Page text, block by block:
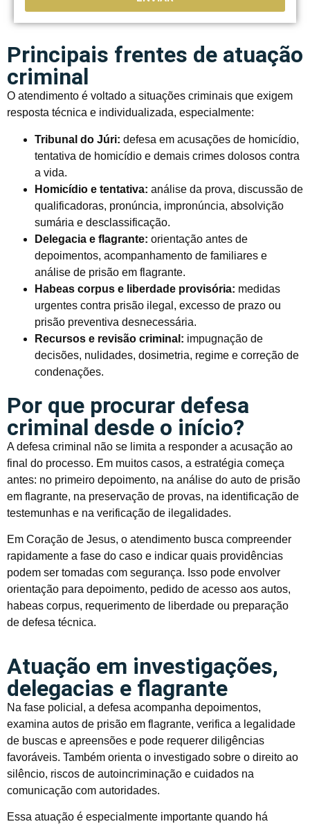
Principais frentes de atuação
criminal
O atendimento é voltado a situações criminais que exigem
resposta técnica e individualizada, especialmente:
Tribunal do Júri: defesa em acusações de homicídio,
tentativa de homicídio e demais crimes dolosos contra
a vida.
Homicídio e tentativa: análise da prova, discussão de
qualificadoras, pronúncia, impronúncia, absolvição
sumária e desclassificação.
Delegacia e flagrante: orientação antes de
depoimentos, acompanhamento de familiares e
análise de prisão em flagrante.
Habeas corpus e liberdade provisória: medidas
urgentes contra prisão ilegal, excesso de prazo ou
prisão preventiva desnecessária.
Recursos e revisão criminal: impugnação de
decisões, nulidades, dosimetria, regime e correção de
condenações.
Por que procurar defesa
criminal desde o início?
A defesa criminal não se limita a responder a acusação ao
final do processo. Em muitos casos, a estratégia começa
antes: no primeiro depoimento, na análise do auto de prisão
em flagrante, na preservação de provas, na identificação de
testemunhas e na verificação de ilegalidades.
Em Coração de Jesus, o atendimento busca compreender
rapidamente a fase do caso e indicar quais providências
podem ser tomadas com segurança. Isso pode envolver
orientação para depoimento, pedido de acesso aos autos,
habeas corpus, requerimento de liberdade ou preparação
de defesa técnica.
Atuação em investigações,
delegacias e flagrante
Na fase policial, a defesa acompanha depoimentos,
examina autos de prisão em flagrante, verifica a legalidade
de buscas e apreensões e pode requerer diligências
favoráveis. Também orienta o investigado sobre o direito ao
silêncio, riscos de autoincriminação e cuidados na
comunicação com autoridades.
Essa atuação é especialmente importante quando há